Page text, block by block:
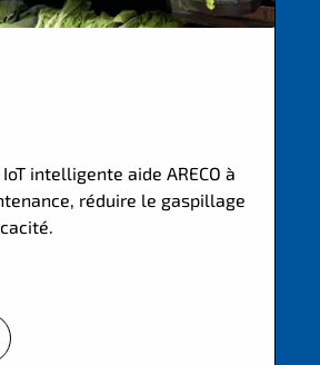
intelligente aide ARECO à
réduire le gaspillage